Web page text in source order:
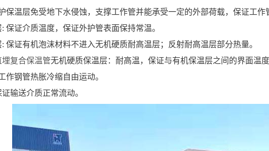
保温层免受地下水侵蚀，支撑工作管并能承受一定的外部荷载，保证工作
保证介质温度，保证外护管表面保持常温。
: 保证有机泡沫材料不进入无机硬质耐高温层；反射耐高温层部分热量。
复合保温管无机硬质保温层：耐高温，保证与有机保温层之间的界面温
作钢管热胀冷缩自由运动。
输送介质正常流动。